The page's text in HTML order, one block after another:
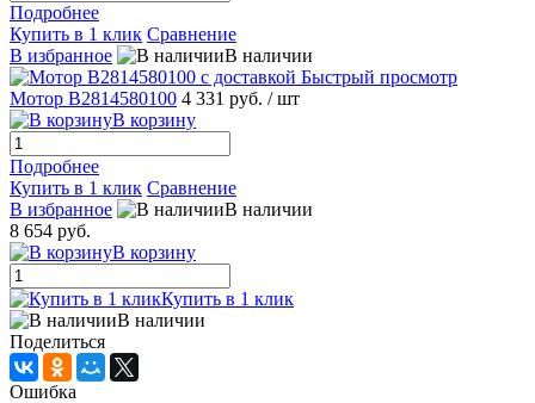
Подробнее
Купить в 1 клик Сравнение
В избранное
В наличии
Быстрый просмотр
Мотор B2814580100 4 331 руб. / шт
В корзину
Подробнее
Купить в 1 клик Сравнение
В избранное
В наличии
8 654 руб.
В корзину
Купить в 1 клик
В наличии
Поделиться
Ошибка